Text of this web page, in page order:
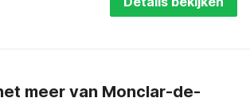
meer van Monclar-de-